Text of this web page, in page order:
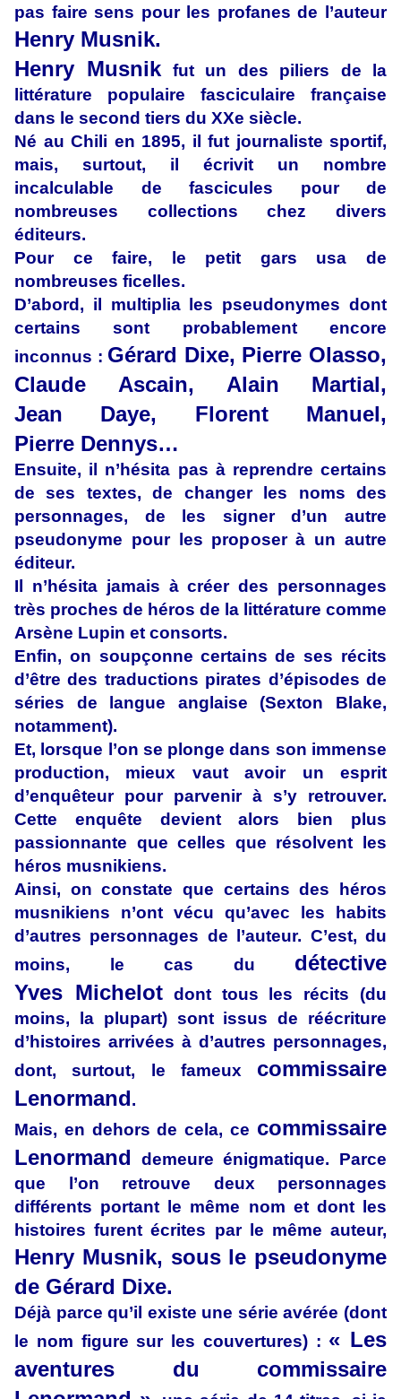
pas faire sens pour les profanes de l’auteur
Henry Musnik.
Henry Musnik fut un des piliers de la
littérature populaire fasciculaire française
dans le second tiers du XXe siècle.
Né au Chili en 1895, il fut journaliste sportif,
mais, surtout, il écrivit un nombre
incalculable de fascicules pour de
nombreuses collections chez divers
éditeurs.
Pour ce faire, le petit gars usa de
nombreuses ficelles.
D’abord, il multiplia les pseudonymes dont
certains sont probablement encore
inconnus : Gérard Dixe, Pierre Olasso,
Claude Ascain, Alain Martial,
Jean Daye, Florent Manuel,
Pierre Dennys…
Ensuite, il n’hésita pas à reprendre certains
de ses textes, de changer les noms des
personnages, de les signer d’un autre
pseudonyme pour les proposer à un autre
éditeur.
Il n’hésita jamais à créer des personnages
très proches de héros de la littérature comme
Arsène Lupin et consorts.
Enfin, on soupçonne certains de ses récits
d’être des traductions pirates d’épisodes de
séries de langue anglaise (Sexton Blake,
notamment).
Et, lorsque l’on se plonge dans son immense
production, mieux vaut avoir un esprit
d’enquêteur pour parvenir à s’y retrouver.
Cette enquête devient alors bien plus
passionnante que celles que résolvent les
héros musnikiens.
Ainsi, on constate que certains des héros
musnikiens n’ont vécu qu’avec les habits
d’autres personnages de l’auteur. C’est, du
moins, le cas du détective
Yves Michelotdont tous les récits (du
moins, la plupart) sont issus de réécriture
d’histoires arrivées à d’autres personnages,
dont, surtout, le fameux commissaire
Lenormand.
Mais, en dehors de cela, ce commissaire
Lenormand demeure énigmatique. Parce
que l’on retrouve deux personnages
différents portant le même nom et dont les
histoires furent écrites par le même auteur,
Henry Musnik, sous le pseudonyme
de Gérard Dixe.
Déjà parce qu’il existe une série avérée (dont
le nom figure sur les couvertures) : « Les
aventures du commissaire